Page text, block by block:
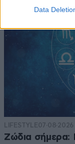
Data
LIFESTYLE
Ζώδια σήμερα: